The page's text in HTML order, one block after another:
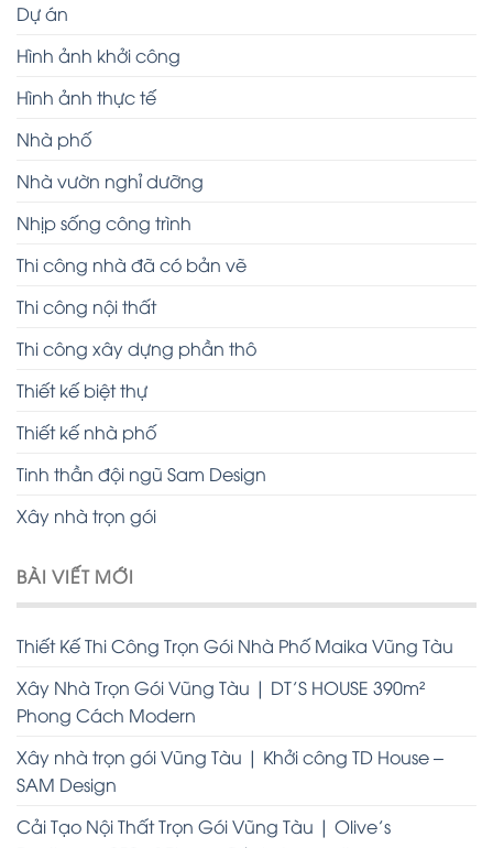
Dự án
Hình ảnh khởi công
Hình ảnh thực tế
Nhà phố
Nhà vườn nghỉ dưỡng
Nhịp sống công trình
Thi công nhà đã có bản vẽ
Thi công nội thất
Thi công xây dựng phần thô
Thiết kế biệt thự
Thiết kế nhà phố
Tinh thần đội ngũ Sam Design
Xây nhà trọn gói
BÀI VIẾT MỚI
Thiết Kế Thi Công Trọn Gói Nhà Phố Maika Vũng Tàu
Xây Nhà Trọn Gói Vũng Tàu | DT’S HOUSE 390m²
Phong Cách Modern
Xây nhà trọn gói Vũng Tàu | Khởi công TD House –
SAM Design
Cải Tạo Nội Thất Trọn Gói Vũng Tàu | Olive’s